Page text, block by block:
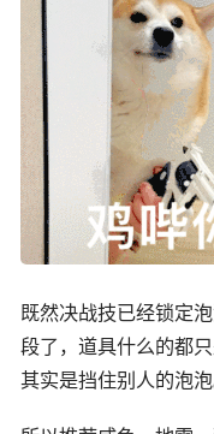
既然决战技已经锁定
段了，道具什么的都
其实是挡住别人的泡泡